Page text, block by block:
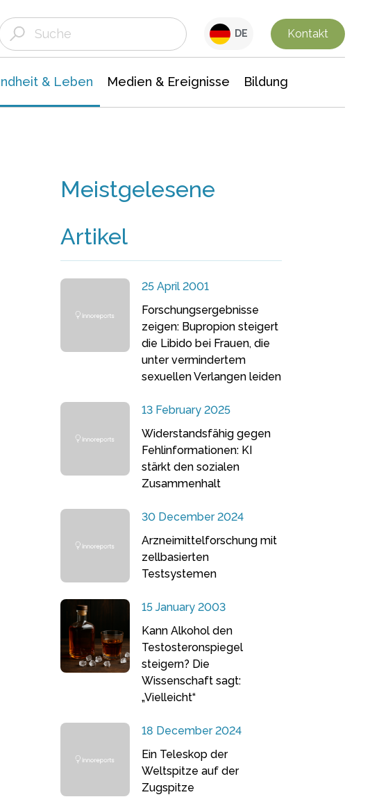
DE Kontakt
& Leben Medien & Ereignisse Bildung
Meistgelesene
Artikel
25 April 2001
Forschungsergebnisse
zeigen: Bupropion steigert
die Libido bei Frauen, die
unter vermindertem
sexuellen Verlangen leiden
13 February 2025
Widerstandsfähig gegen
Fehlinformationen: KI
stärkt den sozialen
Zusammenhalt
30 December 2024
Arzneimittelforschung mit
zellbasierten
Testsystemen
15 January 2003
Kann Alkohol den
Testosteronspiegel
steigern? Die
Wissenschaft sagt:
„Vielleicht“
18 December 2024
Ein Teleskop der
Weltspitze auf der
Zugspitze